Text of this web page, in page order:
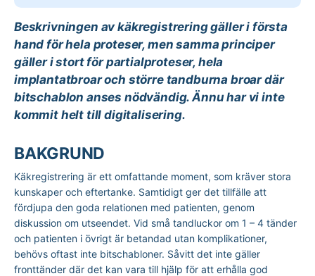
Beskrivningen av käkregistrering gäller i första
hand för hela proteser, men samma principer
gäller i stort för partialproteser, hela
implantatbroar och större tandburna broar där
bitschablon anses nödvändig. Ännu har vi inte
kommit helt till digitalisering.
BAKGRUND
Käkregistrering är ett omfattande moment, som kräver stora
kunskaper och eftertanke. Samtidigt ger det tillfälle att
fördjupa den goda relationen med patienten, genom
diskussion om utseendet. Vid små tandluckor om 1 – 4 tänder
och patienten i övrigt är betandad utan komplikationer,
behövs oftast inte bitschabloner. Såvitt det inte gäller
fronttänder där det kan vara till hjälp för att erhålla god